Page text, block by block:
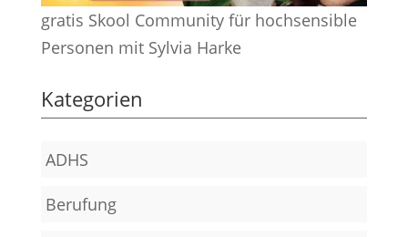
gratis Skool Community für hochsensible
Personen mit Sylvia Harke
Kategorien
ADHS
Berufung